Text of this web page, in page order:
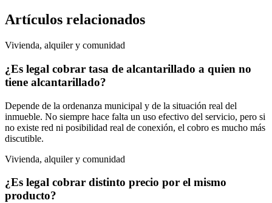
Artículos relacionados
Vivienda, alquiler y comunidad
¿Es legal cobrar tasa de alcantarillado a quien no
tiene alcantarillado?
Depende de la ordenanza municipal y de la situación real del
inmueble. No siempre hace falta un uso efectivo del servicio, pero si
no existe red ni posibilidad real de conexión, el cobro es mucho más
discutible.
Vivienda, alquiler y comunidad
¿Es legal cobrar distinto precio por el mismo
producto?